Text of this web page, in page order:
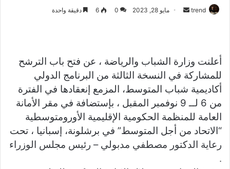
trend
ا
إ
ل
ك
مايو 28, 2023 0
6 دقيقة واحدة
أعلنت وزارة الشباب والرياضة ، عن فتح باب الترشح
للمشاركة في النسخة الثالثة من البرنامج الدولي
أكاديمية شباب المتوسط، المزمع إنعقادها في الفترة
من 6 لــ 9 نوفمبر المقبل ، بإستضافة في مقر الأمانة
العامة للمنظمة الحكومية الإقليمية الأورومتوسطية
“الاتحاد من أجل المتوسط” في برشلونة، إسبانيا ، تحت
رعاية الدكتور مصطفي مدبولي – رئيس مجلس الوزراء
.